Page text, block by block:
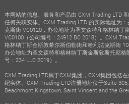
本网站的信息、服务和产品由 CXM Trading LTD
任何关联实体。CXM Trading LTD 的实际地址为
克斯街 VC0120，办公地址为圣文森特和格林纳丁
VC0100（公司编号：24912 BC 2018）。CXM
格林纳丁斯金斯敦希尔斯伯勒街和哈利法克斯街
办公地址为圣文森特和格林纳丁斯金斯敦斯托尼
号：234 LLC 2019）。
CXM Trading LTD属于CXM集团，CXM集团包括
纪实体。CXM Trading LTD注册地址位于Suite
Beachmont Kingstown, Saint Vincent and the